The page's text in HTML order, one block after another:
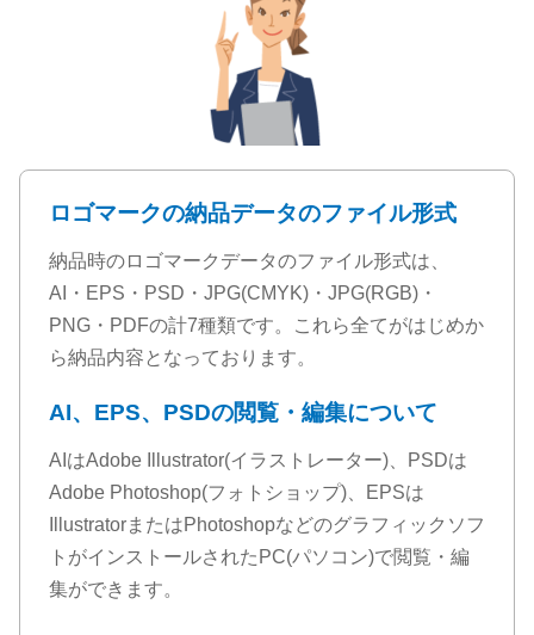
ロゴマークの納品データのファイル形式
納品時のロゴマークデータのファイル形式は、
AI・EPS・PSD・JPG(CMYK)・JPG(RGB)・
PNG・PDFの計7種類です。これら全てがはじめか
ら納品内容となっております。
AI、EPS、PSDの閲覧・編集について
AIはAdobe Illustrator(イラストレーター)、PSDは
Adobe Photoshop(フォトショップ)、EPSは
IllustratorまたはPhotoshopなどのグラフィックソフ
トがインストールされたPC(パソコン)で閲覧・編
集ができます。